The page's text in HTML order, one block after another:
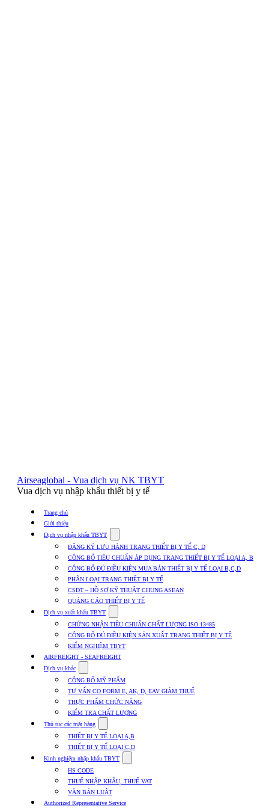
Airseaglobal - Vua dịch vụ NK TBYT
Vua dịch vụ nhập khẩu thiết bị y tế
Trang chủ
Giới thiệu
Dịch vụ nhập khẩu TBYT
submenu
for
Dịch
vụ
nhập
khẩu
TBYT
ĐĂNG KÝ LƯU HÀNH TRANG THIẾT BỊ Y TẾ C, D
CÔNG BỐ TIÊU CHUẨN ÁP DỤNG TRANG THIẾT BỊ Y TẾ LOẠI A, B
CÔNG BỐ ĐỦ ĐIỀU KIỆN MUA BÁN THIẾT BỊ Y TẾ LOẠI B,C,D
PHÂN LOẠI TRANG THIẾT BỊ Y TẾ
CSDT – HỒ SƠ KỸ THUẬT CHUNG ASEAN
QUẢNG CÁO THIẾT BỊ Y TẾ
Dịch vụ xuất khẩu TBYT
submenu
for
Dịch
vụ
xuất
TBYT
CHỨNG NHẬN TIÊU CHUẨN CHẤT LƯỢNG ISO 13485
CÔNG BỐ ĐỦ ĐIỀU KIỆN SẢN XUẤT TRANG THIẾT BỊ Y TẾ
KIỂM NGHIỆM TBYT
AIRFREIGHT - SEAFREIGHT
Dịch vụ khác
submenu
for
Dịch
vụ
khác
CÔNG BỐ MỸ PHẨM
TƯ VẤN CO FORM E, AK, D, EAV GIẢM THUẾ
THỰC PHẨM CHỨC NĂNG
KIỂM TRA CHẤT LƯỢNG
Thủ tục các mặt hàng
submenu
for
Thủ
tục
mặt
hàng
THIẾT BỊ Y TẾ LOẠI A,B
THIẾT BỊ Y TẾ LOẠI C,D
Kinh nghiệm nhập khẩu TBYT
submenu
Kinh
HS CODE
THUẾ NHẬP KHẨU, THUẾ VAT
VĂN BẢN LUẬT
Authorized Representative Service